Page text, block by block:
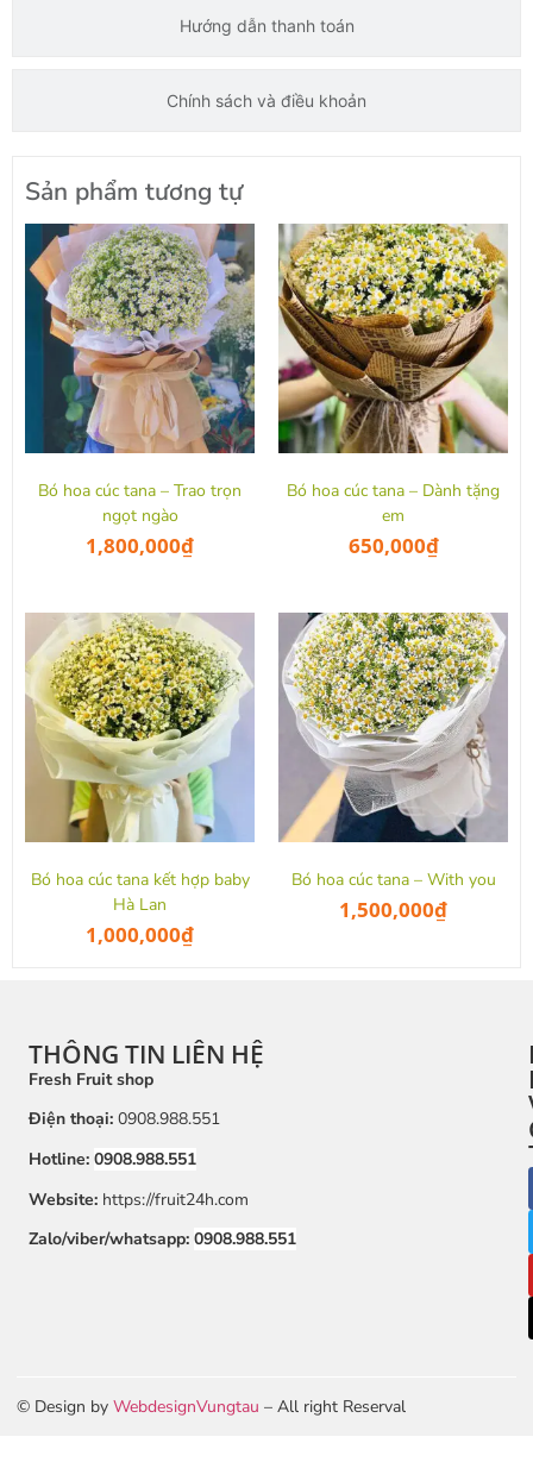
Hướng dẫn thanh toán
Chính sách và điều khoản
Sản phẩm tương tự
Bó hoa cúc tana – Trao trọn
ngọt ngào
1,800,000₫
Bó hoa cúc tana – Dành tặng
em
650,000₫
Bó hoa cúc tana kết hợp baby
Hà Lan
1,000,000₫
Bó hoa cúc tana – With you
1,500,000₫
THÔNG TIN LIÊN HỆ
Fresh Fruit shop
Điện thoại: 0908.988.551
Hotline: 0908.988.551
Website: https://fruit24h.com
Zalo/viber/whatsapp: 0908.988.551
© Design by WebdesignVungtau – All right Reserval